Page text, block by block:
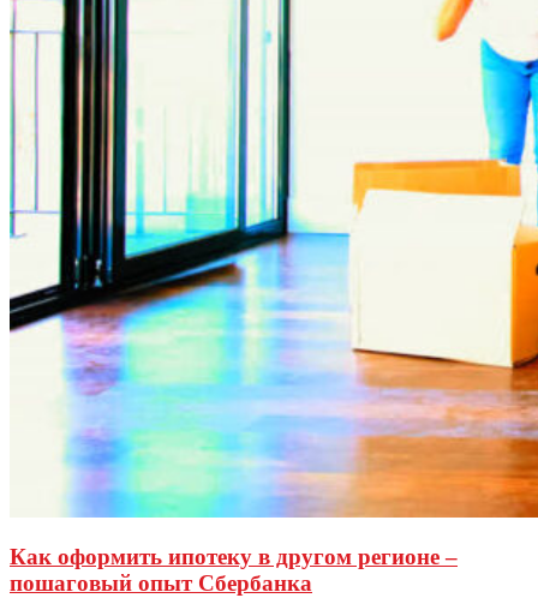
Как оформить ипотеку в другом регионе –
пошаговый опыт Сбербанка